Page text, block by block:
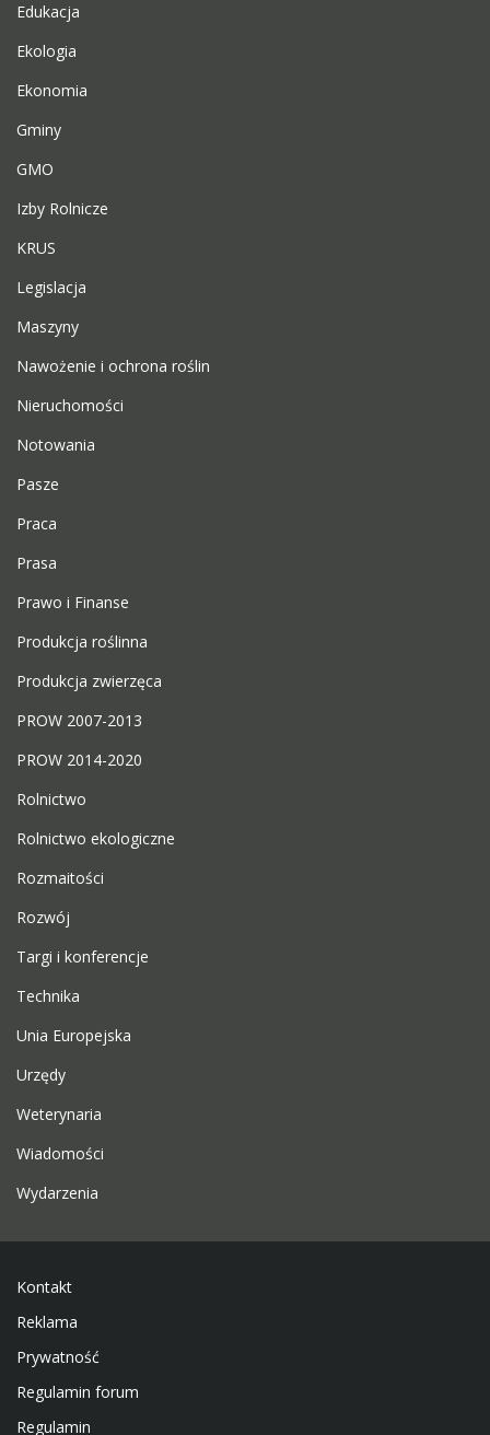
Edukacja
Ekologia
Ekonomia
Gminy
GMO
Izby Rolnicze
KRUS
Legislacja
Maszyny
Nawożenie i ochrona roślin
Nieruchomości
Notowania
Pasze
Praca
Prasa
Prawo i Finanse
Produkcja roślinna
Produkcja zwierzęca
PROW 2007-2013
PROW 2014-2020
Rolnictwo
Rolnictwo ekologiczne
Rozmaitości
Rozwój
Targi i konferencje
Technika
Unia Europejska
Urzędy
Weterynaria
Wiadomości
Wydarzenia
Kontakt
Reklama
Prywatność
Regulamin forum
Regulamin